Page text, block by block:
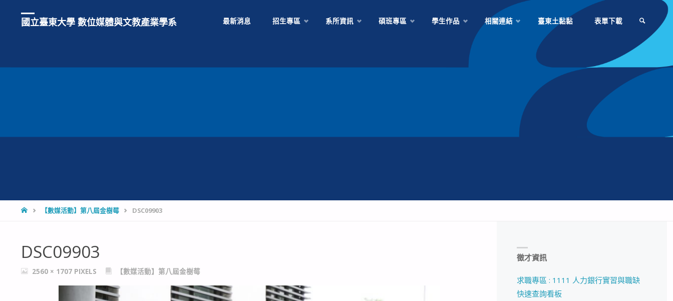
國立臺東大學 數位媒體與文教產業學系 最新消息 招生專區 系所資訊 碩班專區 學生作品 相關連結 臺東土黏黏 表單下載
HOME【數媒活動】第八屆金樹莓 DSC09903
DSC09903
FULL2560 × 1707 PIXELS 【數媒活動】第八屆金樹莓
徵才資訊
求職專區 : 1111 人力銀行實習與職缺
快速查詢看板